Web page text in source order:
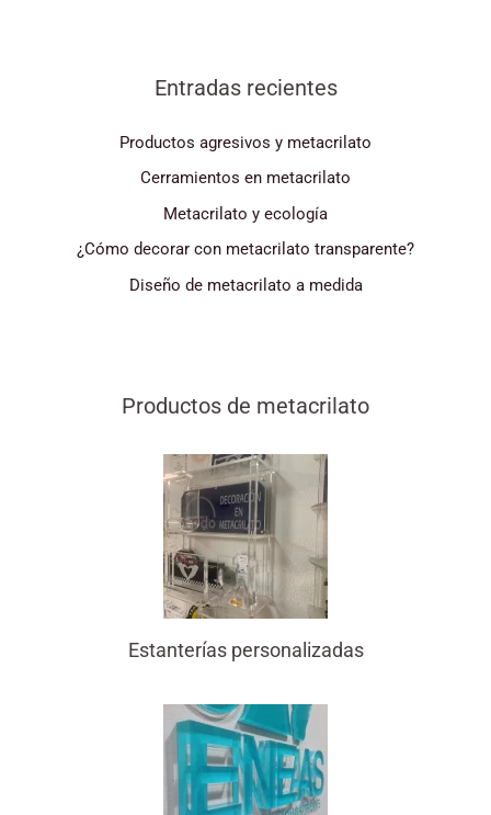
Entradas recientes
Productos agresivos y metacrilato
Cerramientos en metacrilato
Metacrilato y ecología
¿Cómo decorar con metacrilato transparente?
Diseño de metacrilato a medida
Productos de metacrilato
Estanterías personalizadas